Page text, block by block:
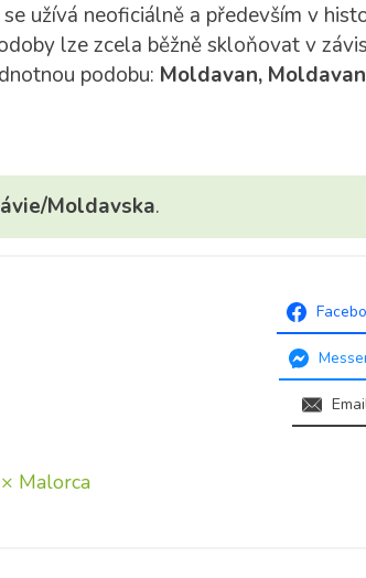
se užívá neoficiálně a především v
lze zcela běžně skloňovat v
podobu: Moldavan,
Moldavska.
Malorca